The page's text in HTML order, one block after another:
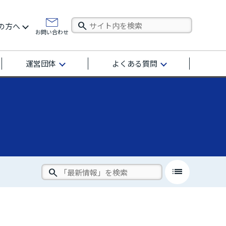
運営団体 よくある質問
方へ
お問い合わせ
list